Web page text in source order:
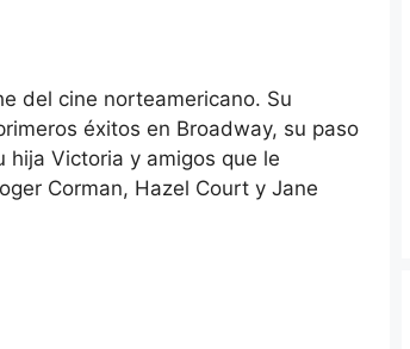
del cine norteamericano. Su
éxitos en Broadway, su paso
Victoria y amigos que le
Corman, Hazel Court y Jane